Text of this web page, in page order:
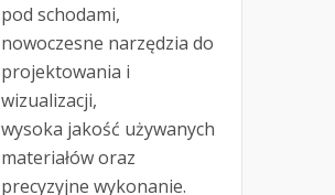
pod schodami,
nowoczesne narzędzia do
projektowania i
wizualizacji,
wysoka jakość używanych
materiałów oraz
precyzyjne wykonanie.